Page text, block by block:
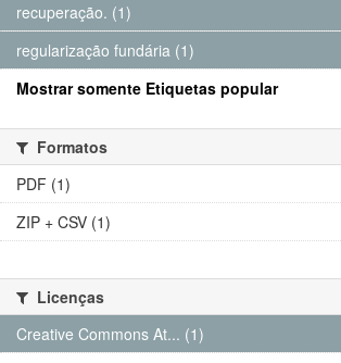
recuperação. (1)
regularização fundária (1)
Mostrar somente Etiquetas popular
Formatos
PDF (1)
ZIP + CSV (1)
Licenças
Creative Commons At... (1)